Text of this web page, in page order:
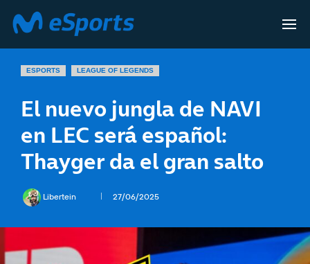
ESPORTS LEAGUE OF LEGENDS
El nuevo jungla de NAVI
en LEC será español:
Thayger da el gran salto
Libertein 27/06/2025